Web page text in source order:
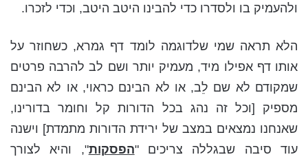
ולהעמיק בו ולסדרו כדי להבינו היטב היטב, וכדי לזכרו.
הלא תראה שמי שלדוגמה לומד דף גמרא, כשחוזר על
אותו דף אפילו מיד, מעמיק יותר ושם לב להרבה פרטים
שמקודם לא שם לֵב, או לא הבינם כראוי, או לא הבינם
מספיק [וכל זה נהג בכל הדורות קל וחומר בדורינו,
שאנחנו נמצאים במצב של ירידת הדורות מתמדת] וישנה
עוד סיבה שבגללה צריכים "הפסקות", והיא לצורך